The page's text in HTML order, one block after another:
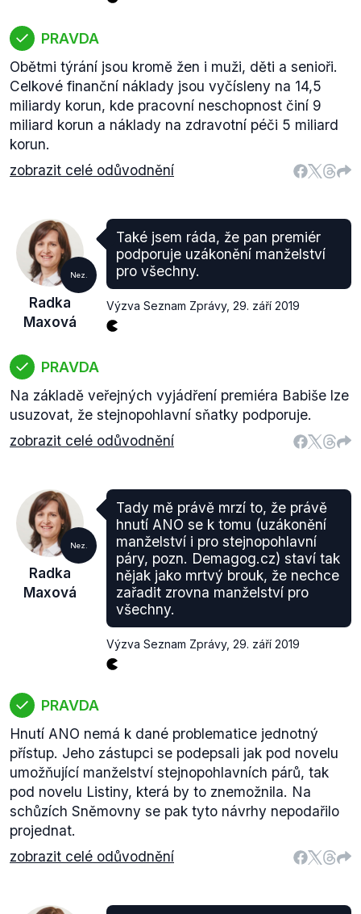
PRAVDA
Obětmi týrání jsou kromě žen i muži, děti a senioři.
Celkové finanční náklady jsou vyčísleny na 14,5
miliardy korun, kde pracovní neschopnost činí 9
miliard korun a náklady na zdravotní péči 5 miliard
korun.
zobrazit celé odůvodnění
Nez.
Radka
Maxová
Také jsem ráda, že pan premiér
podporuje uzákonění manželství
pro všechny.
Výzva Seznam Zprávy, 29. září 2019
PRAVDA
Na základě veřejných vyjádření premiéra Babiše lze
usuzovat, že stejnopohlavní sňatky podporuje.
zobrazit celé odůvodnění
Nez.
Radka
Maxová
Tady mě právě mrzí to, že právě
hnutí ANO se k tomu (uzákonění
manželství i pro stejnopohlavní
páry, pozn. Demagog.cz) staví tak
nějak jako mrtvý brouk, že nechce
zařadit zrovna manželství pro
všechny.
Výzva Seznam Zprávy, 29. září 2019
PRAVDA
Hnutí ANO nemá k dané problematice jednotný
přístup. Jeho zástupci se podepsali jak pod novelu
umožňující manželství stejnopohlavních párů, tak
pod novelu Listiny, která by to znemožnila. Na
schůzích Sněmovny se pak tyto návrhy nepodařilo
projednat.
zobrazit celé odůvodnění